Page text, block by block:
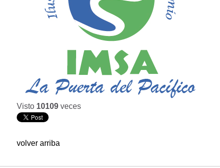
Visto 10109 veces
volver arriba